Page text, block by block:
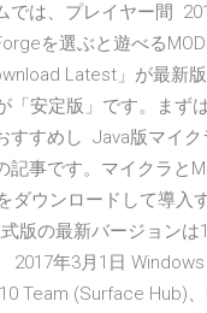
では、プレイヤー間
を選ぶと遊べる
Latest」が最新
「安定版」です。まず
すすめし Java版マイ
記事です。マイクラと
ダウンロードして導入
版の最新バージョンは
2017年3月1日
Team (Surface Hub)